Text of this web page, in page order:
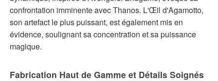
confrontation imminente avec Thanos. L'Œil d'Agamotto,
son artefact le plus puissant, est également mis en
évidence, soulignant sa concentration et sa puissance
magique.
Fabrication Haut de Gamme et Détails Soignés